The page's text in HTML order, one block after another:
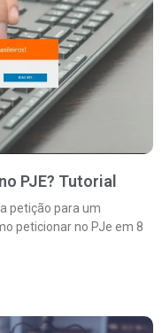
PJE? Tutorial
petição para um
peticionar no PJe em 8